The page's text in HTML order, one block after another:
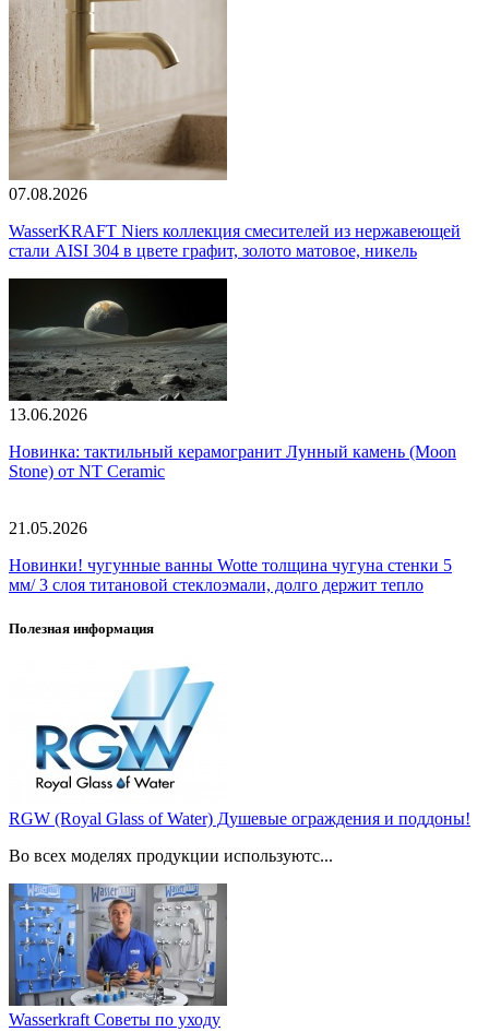
07.08.2026
WasserKRAFT Niers коллекция смесителей из нержавеющей
стали AISI 304 в цвете графит, золото матовое, никель
13.06.2026
Новинка: тактильный керамогранит Лунный камень (Moon
Stone) от NT Ceramic
21.05.2026
Новинки! чугунные ванны Wotte толщина чугуна стенки 5
мм/ 3 слоя титановой стеклоэмали, долго держит тепло
Полезная информация
RGW (Royal Glass of Water) Душевые ограждения и поддоны!
Во всех моделях продукции используютс...
Wasserkraft Советы по уходу